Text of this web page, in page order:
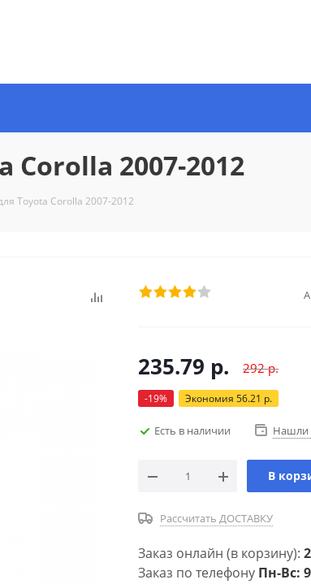
2007-2012
Toyota Corolla 2007-2012
235.79 р. 292р.
-19% Экономия 56.21 р.
Есть в наличии Нашли
В
Рассчитать ДОСТАВКУ
Заказ онлайн (в корзину):
Заказ по телефону Пн-Вс: